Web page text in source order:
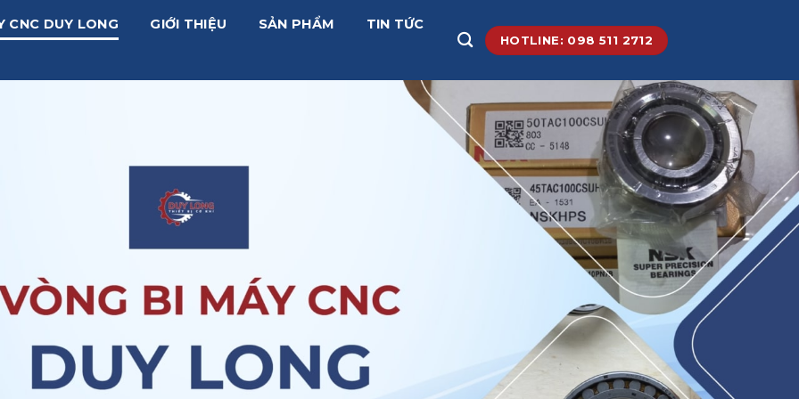
CNC DUY LONG GIỚI THIỆU SẢN PHẨM
TIN TỨC
HOTLINE: 098 511 2712